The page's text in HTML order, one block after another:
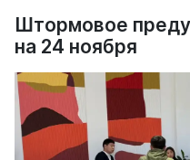
Штормовое
на 24 ноября